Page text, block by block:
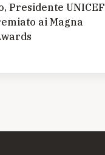
Presidente UNICEF
ai Magna